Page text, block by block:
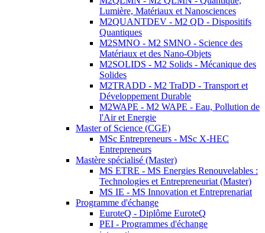
Lumière, Matériaux et Nanosciences
M2QUANTDEV - M2 QD - Dispositifs
Quantiques
M2SMNO - M2 SMNO - Science des
Matériaux et des Nano-Objets
M2SOLIDS - M2 Solids - Mécanique des
Solides
M2TRADD - M2 TraDD - Transport et
Développement Durable
M2WAPE - M2 WAPE - Eau, Pollution de
l'Air et Energie
Master of Science (CGE)
MSc Entrepreneurs - MSc X-HEC
Entrepreneurs
Mastère spécialisé (Master)
MS ETRE - MS Energies Renouvelables :
Technologies et Entrepreneuriat (Master)
MS IE - MS Innovation et Entreprenariat
Programme d'échange
EuroteQ - Diplôme EuroteQ
PEI - Programmes d'échange